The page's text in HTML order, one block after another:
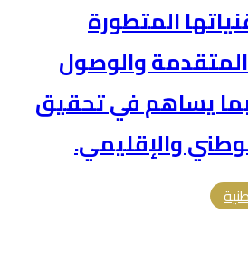
المتطورة
والوصول
يساهم في تحقيق
والإقليمي.